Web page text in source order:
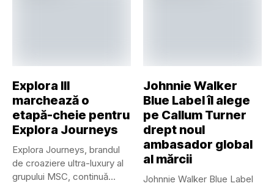
Explora III
marchează o
etapă-cheie pentru
Explora Journeys
Explora Journeys, brandul
de croaziere ultra-luxury al
grupului MSC, continuă
Johnnie Walker
Blue Label îl alege
pe Callum Turner
drept noul
ambasador global
al mărcii
Johnnie Walker Blue Label